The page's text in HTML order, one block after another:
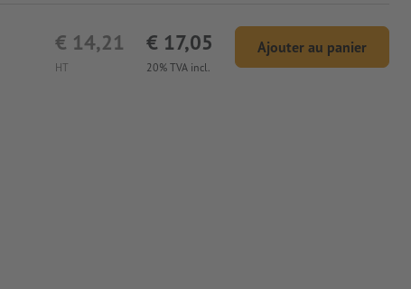
HT
€ 14,21
20% TVA incl.
€ 17,05 Ajouter au panier